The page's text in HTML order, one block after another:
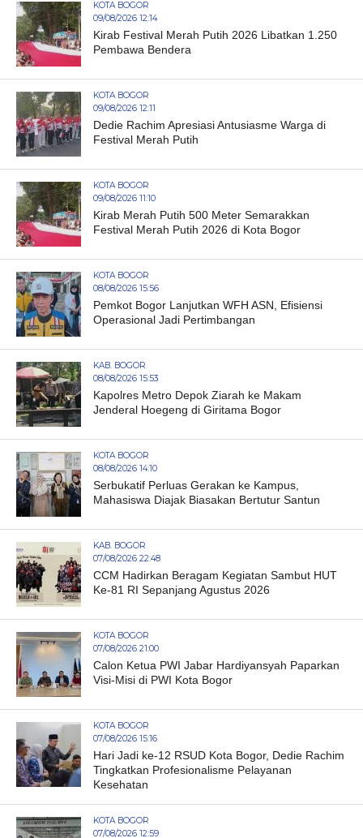
KOTA BOGOR
09/08/2026 12:14
Kirab Festival Merah Putih 2026 Libatkan 1.250
Pembawa Bendera
KOTA BOGOR
09/08/2026 12:11
Dedie Rachim Apresiasi Antusiasme Warga di
Festival Merah Putih
KOTA BOGOR
09/08/2026 11:10
Kirab Merah Putih 500 Meter Semarakkan
Festival Merah Putih 2026 di Kota Bogor
KOTA BOGOR
08/08/2026 15:56
Pemkot Bogor Lanjutkan WFH ASN, Efisiensi
Operasional Jadi Pertimbangan
KAB. BOGOR
08/08/2026 15:53
Kapolres Metro Depok Ziarah ke Makam
Jenderal Hoegeng di Giritama Bogor
KOTA BOGOR
08/08/2026 14:10
Serbukatif Perluas Gerakan ke Kampus,
Mahasiswa Diajak Biasakan Bertutur Santun
KAB. BOGOR
07/08/2026 22:48
CCM Hadirkan Beragam Kegiatan Sambut HUT
Ke-81 RI Sepanjang Agustus 2026
KOTA BOGOR
07/08/2026 21:00
Calon Ketua PWI Jabar Hardiyansyah Paparkan
Visi-Misi di PWI Kota Bogor
KOTA BOGOR
07/08/2026 15:16
Hari Jadi ke-12 RSUD Kota Bogor, Dedie Rachim
Tingkatkan Profesionalisme Pelayanan
Kesehatan
KOTA BOGOR
07/08/2026 12:59